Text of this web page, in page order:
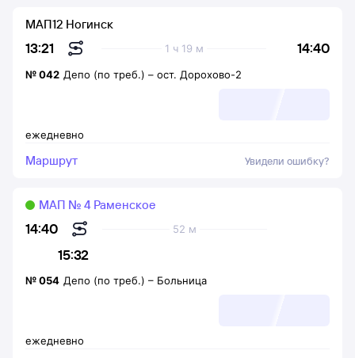
13:21 14:40
1 ч 19 м
МАП12 Ногинск
ежедневно
№042 Депо (по треб.) – ост. Дорохово-2
Маршрут Увидели ошибку?
14:40
15:32
52 м
МАП № 4 Раменское
ежедневно
№054 Депо (по треб.) – Больница